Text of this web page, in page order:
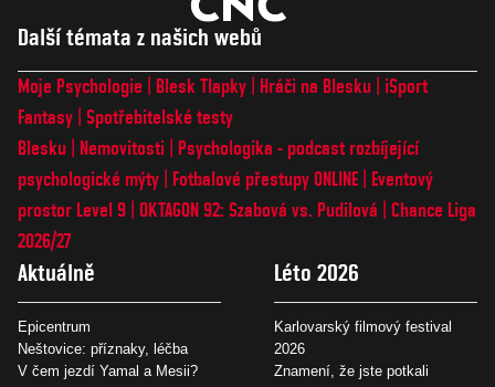
Další témata z našich webů
Moje Psychologie Blesk Tlapky Hráči na Blesku
iSport
Fantasy Spotřebitelské testy
Blesku
Nemovitosti
Psychologika - podcast rozbíjející
psychologické mýty
Fotbalové přestupy ONLINE
Eventový
prostor Level 9 OKTAGON 92: Szabová vs. Pudilová
Chance Liga
2026/27
Aktuálně
Epicentrum
Neštovice: příznaky, léčba
V čem jezdí Yamal a Mesii?
Léto 2026
Karlovarský filmový festival
2026
Znamení, že jste potkali